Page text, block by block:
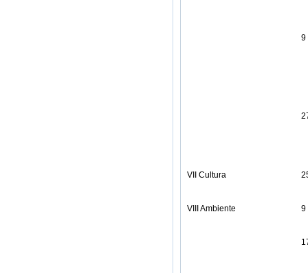
9
VII Cultura
VIII Ambiente 9